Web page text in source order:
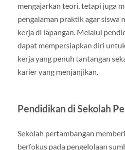
mengajarkan teori, tetapi juga
pengalaman praktik agar siswa
kerja di lapangan. Melalui
dapat mempersiapkan diri
kerja yang penuh tantangan
karier yang menjanjikan.
Pendidikan di Sekolah
Sekolah pertambangan
berfokus pada pengelolaan